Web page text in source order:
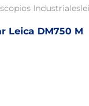
Industriales
Leica DM750 M